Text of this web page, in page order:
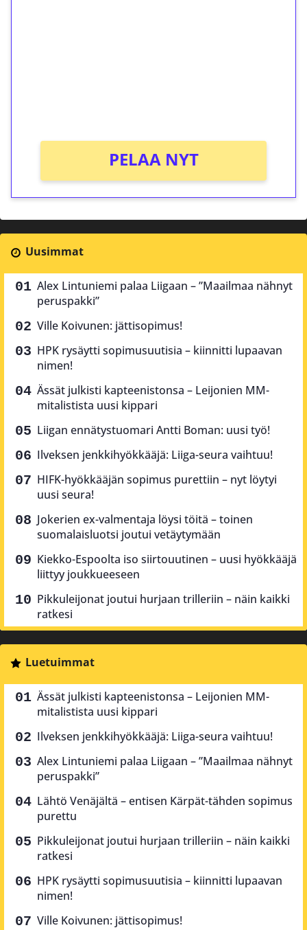
PELAA NYT
Uusimmat
Alex Lintuniemi palaa Liigaan – ”Maailmaa nähnyt
peruspakki”
Ville Koivunen: jättisopimus!
HPK rysäytti sopimusuutisia – kiinnitti lupaavan
nimen!
Ässät julkisti kapteenistonsa – Leijonien MM-
mitalistista uusi kippari
Liigan ennätystuomari Antti Boman: uusi työ!
Ilveksen jenkkihyökkääjä: Liiga-seura vaihtuu!
HIFK-hyökkääjän sopimus purettiin – nyt löytyi
uusi seura!
Jokerien ex-valmentaja löysi töitä – toinen
suomalaisluotsi joutui vetäytymään
Kiekko-Espoolta iso siirtouutinen – uusi hyökkääjä
liittyy joukkueeseen
Pikkuleijonat joutui hurjaan trilleriin – näin kaikki
ratkesi
Luetuimmat
Ässät julkisti kapteenistonsa – Leijonien MM-
mitalistista uusi kippari
Ilveksen jenkkihyökkääjä: Liiga-seura vaihtuu!
Alex Lintuniemi palaa Liigaan – ”Maailmaa nähnyt
peruspakki”
Lähtö Venäjältä – entisen Kärpät-tähden sopimus
purettu
Pikkuleijonat joutui hurjaan trilleriin – näin kaikki
ratkesi
HPK rysäytti sopimusuutisia – kiinnitti lupaavan
nimen!
Ville Koivunen: jättisopimus!